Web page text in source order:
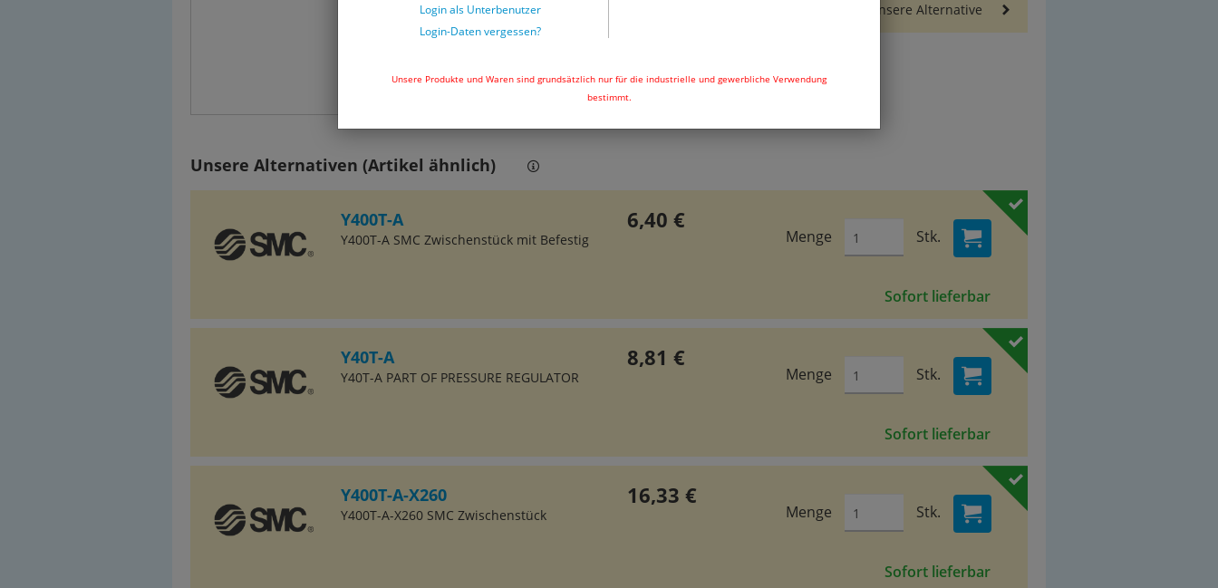
Login als Unterbenutzer
Login-Daten vergessen?
Unsere Produkte und Waren sind grundsätzlich nur für die industrielle und gewerbliche Verwendung
bestimmt.
Beachten Sie auch unsere Alternative
Unsere Alternativen (Artikel ähnlich)
Y400T-A
Y400T-A SMC Zwischenstück mit Befestig
6,40 €
Menge Stk.
Sofort lieferbar
Y40T-A
Y40T-A PART OF PRESSURE REGULATOR
8,81 €
Menge Stk.
Sofort lieferbar
Y400T-A-X260
Y400T-A-X260 SMC Zwischenstück
16,33 €
Menge Stk.
Sofort lieferbar